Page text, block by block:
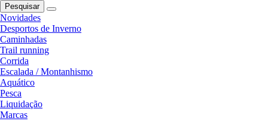
Pesquisar
Novidades
Desportos de Inverno
Caminhadas
Trail running
Corrida
Escalada / Montanhismo
Aquático
Pesca
Liquidação
Marcas